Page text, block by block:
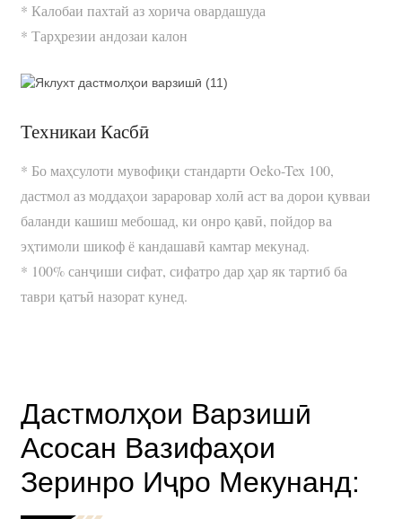
* Калобаи пахтай аз хорича овардашуда
* Тарҳрезии андозаи калон
Техникаи Касбӣ
* Бо маҳсулоти мувофиқи стандарти Oeko-Tex 100,
дастмол аз моддаҳои зараровар холӣ аст ва дорои қувваи
баланди кашиш мебошад, ки онро қавӣ, пойдор ва
эҳтимоли шикоф ё кандашавӣ камтар мекунад.
* 100% санҷиши сифат, сифатро дар ҳар як тартиб ба
таври қатъӣ назорат кунед.
Дастмолҳои Варзишӣ
Асосан Вазифаҳои
Зеринро Иҷро Мекунанд: